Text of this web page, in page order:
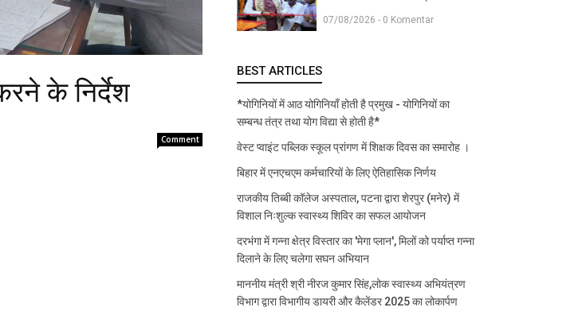
के निर्देश
Comment
07/08/2026 - 0 Komentar
BEST ARTICLES
*योगिनियों में आठ योगिनियाँ होती है प्रमुख - योगिनियों का
सम्बन्ध तंत्र तथा योग विद्या से होती है*
वेस्ट प्वाइंट पब्लिक स्कूल प्रांगण में शिक्षक दिवस का समारोह ।
बिहार में एनएचएम कर्मचारियों के लिए ऐतिहासिक निर्णय
राजकीय तिब्बी कॉलेज अस्पताल, पटना द्वारा शेरपुर (मनेर) में
विशाल निःशुल्क स्वास्थ्य शिविर का सफल आयोजन
दरभंगा में गन्ना क्षेत्र विस्तार का 'मेगा प्लान', मिलों को पर्याप्त गन्ना
दिलाने के लिए चलेगा सघन अभियान
माननीय मंत्री श्री नीरज कुमार सिंह,लोक स्वास्थ्य अभियंत्रण
विभाग द्वारा विभागीय डायरी और कैलेंडर 2025 का लोकार्पण